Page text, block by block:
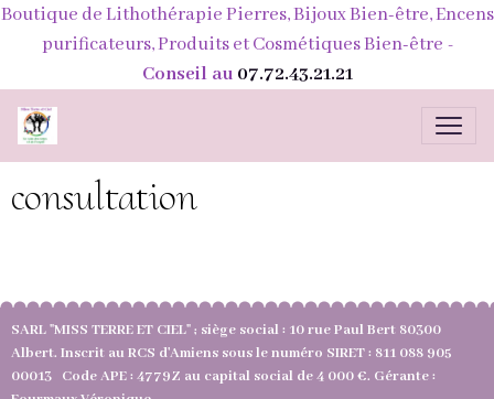
Boutique de Lithothérapie Pierres, Bijoux Bien-être, Encens
purificateurs, Produits et Cosmétiques Bien-être -
Conseil au 07.72.43.21.21
consultation
SARL "MISS TERRE ET CIEL" ; siège social : 10 rue Paul Bert 80300
Albert. Inscrit au RCS d'Amiens sous le numéro SIRET : 811 088 905
00013 Code APE : 4779Z au capital social de 4 000 €. Gérante :